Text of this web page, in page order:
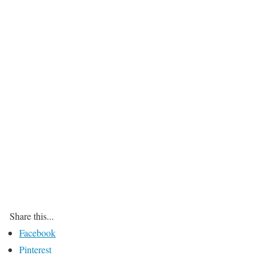
Share this...
Facebook
Pinterest